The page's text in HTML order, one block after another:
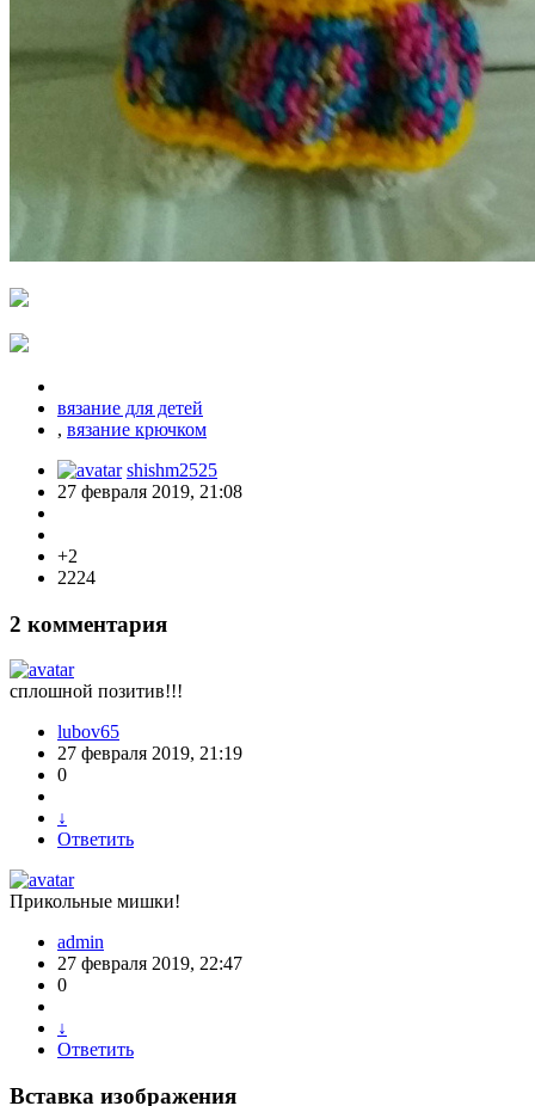
вязание для детей
, вязание крючком
shishm2525
27 февраля 2019, 21:08
+2
2224
2 комментария
сплошной позитив!!!
lubov65
27 февраля 2019, 21:19
0
↓
Ответить
Прикольные мишки!
admin
27 февраля 2019, 22:47
0
↓
Ответить
Вставка изображения